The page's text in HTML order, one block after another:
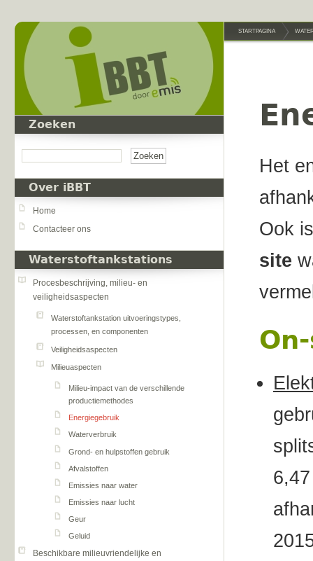
Zoeken
Over iBBT
Home
Contacteer ons
Waterstoftankstations
Procesbeschrijving, milieu- en
veiligheidsaspecten
Waterstoftankstation uitvoeringstypes,
processen, en componenten
Veiligheidsaspecten
Milieuaspecten
Milieu-impact van de verschillende
productiemethodes
Energiegebruik
Waterverbruik
Grond- en hulpstoffen gebruik
Afvalstoffen
Emissies naar water
Emissies naar lucht
Geur
Geluid
Beschikbare milieuvriendelijke en
STARTPAGINA
Het
Ook
site